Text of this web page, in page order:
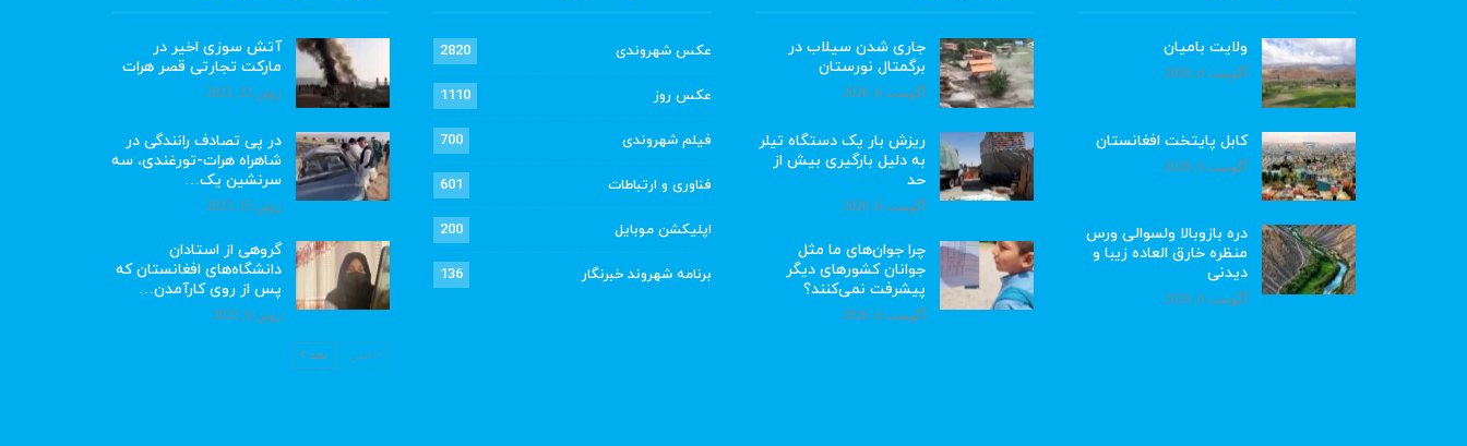
ولایت بامیان
آگوست 6, 2026
کابل پایتخت افغانستان
آگوست 6, 2026
دره بازوبالا ولسوالی ورس
منظره خارق العاده زیبا و
دیدنی
آگوست 6, 2026
جاری شدن سیلاب در
برگمتال نورستان
آگوست 6, 2026
ریزش بار یک دستگاه تیلر
به دلیل بارگیری بیش از
حد
آگوست 6, 2026
چرا جوان‌های ما مثل
جوانان کشورهای دیگر
پیشرفت نمی‌کنند؟
آگوست 6, 2026
عکس شهروندی 2820
عکس روز 1110
فیلم شهروندی 700
فناوری و ارتباطات 601
اپلیکشن موبایل 200
برنامه شهروند خبرنگار 136
آتش سوزی اخیر در
مارکت تجارتی قصر هرات
ژوئن 22, 2023
در پی تصادف رانندگی در
شاهراه هرات-تورغندی، سه
سرنشین یک…
ژوئن 15, 2023
گروهی از استادان
دانشگاه‌های افغانستان که
پس از روی کارآمدن…
ژوئن 6, 2023
قبلی بعد